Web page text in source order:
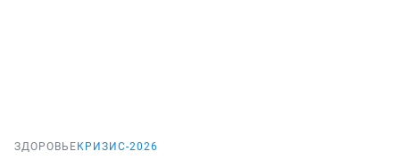
ЗДОРОВЬЕ КРИЗИС-2026